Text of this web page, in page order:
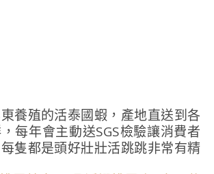
養殖的活泰國蝦，產地直送到各
每年會主動送SGS檢驗讓消費者
隻都是頭好壯壯活跳跳非常有精